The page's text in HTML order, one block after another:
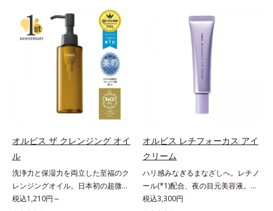
かさ印象が高く評価されたこと*3
2022年12月22日時点で、科学文献
データベースPubMed及びGoogle
scholarにより国内化粧品業界にお
いて該当文献がないことを確認（ポ
ーラ化成研究所調べ）アレルギーテ
スト済＝全ての方にアレルギーが起
こらないということではありませ
ん。ノンコメドジェニックテスト済
と）ができないというわけではあり
ません。
＝乾燥を防ぎ、うるおいに満ちた肌
へ導く保湿成分、植物由来アミノ酸
（エルゴチオネイン）配合＝肌を整
え、すこやかに保つ保湿成分、微生
物由来アミノ酸（エクトイン）配合
＝乱れた角層にうるおいを与え、肌
を除くLM＝さっぱり高保湿タイプ
高保湿タイプ（普通肌～超乾性肌）
アレルギーテスト済＝全ての方にア
はありません。
ズは、年齢による肌悩み一つ一つを
対処するのではなく、肌で起きてい
ることの根本原因に着目。加齢とと
もに現れる年齢サイン(*5)について
研究を進めたところ、弾力感のない
状態である「ハリのなさ」や、くす
み(*6)などが現れている状態である
「透明感のなさ」が現れることで大
人の肌印象に大きな影響を与えてい
ビスユー ドットシリーズは美容成
ター(*8)」を配合。そして、従来か
ら配合している美白有効成分「トラ
ネキサム酸」を配合しました。さら
に、シリーズ共通の美容成分(*7)
来AHA(*2)が古い角質をやわらかく
し、手強い汚れも落としやすく。ク
イックフィット成分(*3)がほぐれた
角層の汚れを素早くなじませ、コッ
トンで除去します。話題の美容成分
C(*5)や高浸透セラミド(*6)配合で肌
らずのまっさら肌へ。メイクのり
(*7)もよくなります。さわやかさ広
がるシトラスハーバルの香り。*1
乾燥による*2 クエン酸配合＝角層
柔軟成分*3 イソペンチルジオール
配合＝保湿成分*4 ツボクサ葉エキ
オルビス ザ クレンジング オイ
ル
洗浄力と保湿力を両立した至福のク
レンジングオイル。日本初の超微粒
子技術(*1)が毛穴奥の微細な汚れに
税込1,210円～
オルビス レチフォーカス アイ
クリーム
ハリ感みなぎるまなざしへ。レチノ
ール(*1)配合、夜の目元美容液。オ
ルビスの目元技術を結集し、ハリ感
税込3,300円